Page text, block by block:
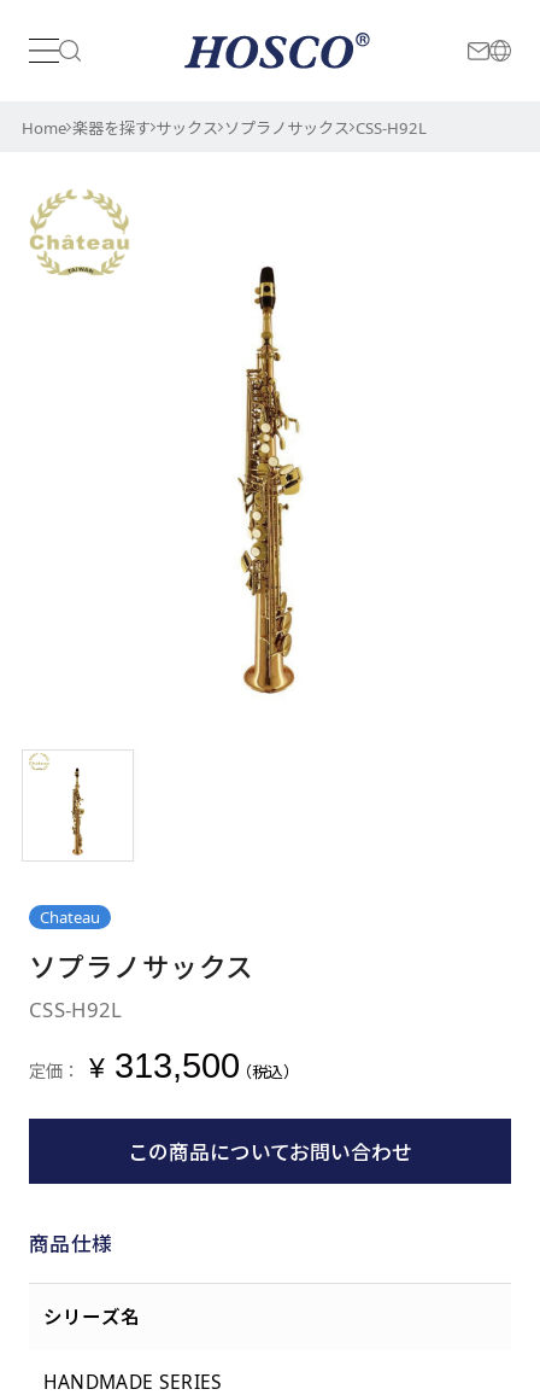
日本 International
Home 楽器を探す サックス ソプラノサックス CSS-H92L
Chateau
ソプラノサックス
CSS-H92L
定価： ¥313,500（税込）
この商品についてお問い合わせ
商品仕様
シリーズ名
HANDMADE SERIES